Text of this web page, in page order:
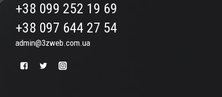
+38 099 252 19 69
+38 097 644 27 54
admin@3zweb.com.ua